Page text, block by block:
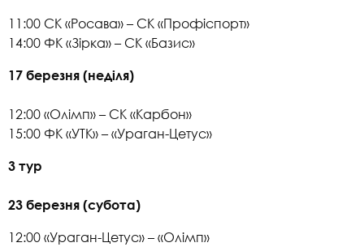
11:00 СК «Росава» – СК «Профіспорт»
14:00 ФК «Зірка» – СК «Базис»
17 березня (неділя)
12:00 «Олімп» – СК «Карбон»
15:00 ФК «УТК» – «Ураган-Цетус»
3 тур
23 березня (субота)
12:00 «Ураган-Цетус» – «Олімп»